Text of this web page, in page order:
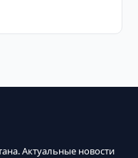
Актуальные новости